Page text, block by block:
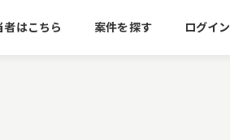
はこちら 案件を探す ログイン